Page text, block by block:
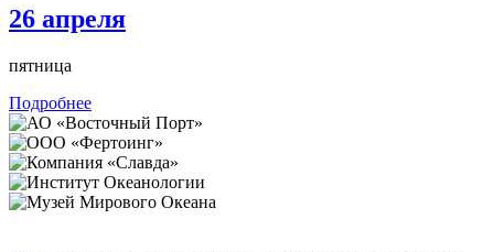
26 апреля
пятница
Подробнее